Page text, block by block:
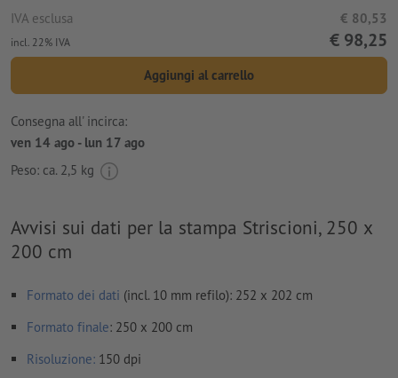
IVA esclusa € 80,53
incl. 22% IVA € 98,25
Aggiungi al carrello
Consegna all' incirca:
ven 14 ago - lun 17 ago
Peso: ca. 2,5 kg
Avvisi sui dati per la stampa Striscioni, 250 x
200 cm
Formato dei dati (incl. 10 mm refilo): 252 x 202 cm
Formato finale: 250 x 200 cm
Risoluzione: 150 dpi